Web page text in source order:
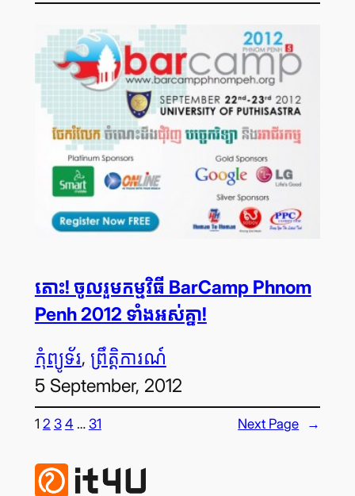
តោះ! ចូលរួម​កម្មវិធី BarCamp Phnom
Penh 2012 ទាំង​អស់​គ្នា!
កុំព្យូទ័រ, ព្រឹត្តិការណ៍
5 September, 2012
1 2 34 …31 Next Page →